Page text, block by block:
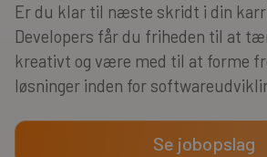
Er du klar til næste skridt i din
Developers får du friheden til at
kreativt og være med til at forme
løsninger inden for
Se jobopslag